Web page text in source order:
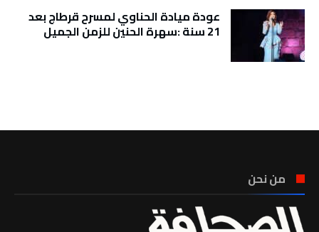
عودة ميادة الحناوي لمسرح قرطاج بعد
21 سنة :سهرة الحنين للزمن الجميل
من نحن